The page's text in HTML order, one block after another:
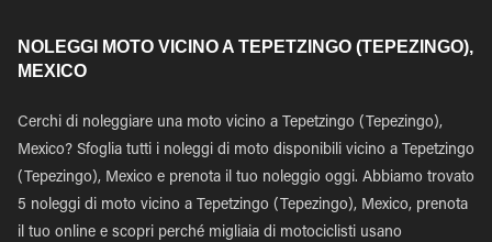
NOLEGGI MOTO VICINO A TEPETZINGO (TEPEZINGO),
MEXICO
Cerchi di noleggiare una moto vicino a Tepetzingo (Tepezingo),
Mexico? Sfoglia tutti i noleggi di moto disponibili vicino a Tepetzingo
(Tepezingo), Mexico e prenota il tuo noleggio oggi. Abbiamo trovato
5 noleggi di moto vicino a Tepetzingo (Tepezingo), Mexico, prenota
il tuo online e scopri perché migliaia di motociclisti usano